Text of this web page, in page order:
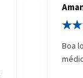
Boa